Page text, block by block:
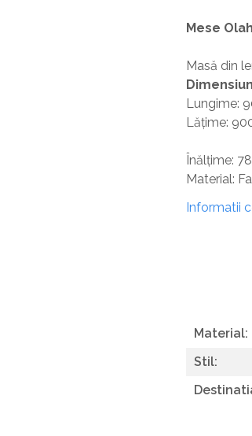
Mese
Masă din
Lungime:
Lățime:
Înălțime:
Material:
Informatii
Material:
Stil: